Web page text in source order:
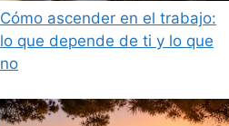
Cómo ascender en el trabajo:
lo que depende de ti y lo que
no